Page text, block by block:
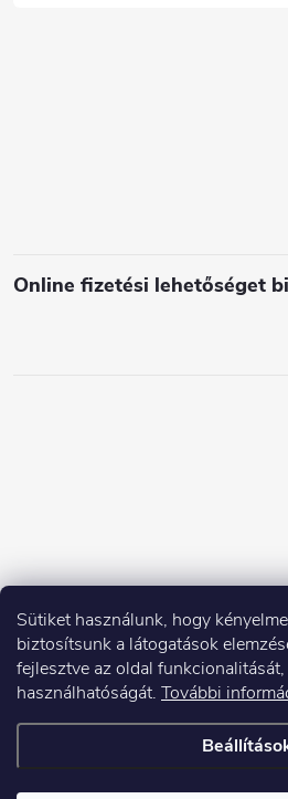
Sütiket használunk, hogy
biztosítsunk a látogatások
fejlesztve az oldal
használhatóságát. További
Online fizetési lehetőséget
Copyright 2026Elektroshock.hu.